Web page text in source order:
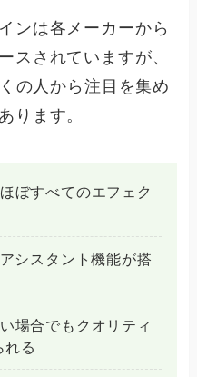
ンは各メーカーから
スされていますが、
の人から注目を集め
ります。
ぼすべてのエフェク
シスタント機能が搭
場合でもクオリティ
れる